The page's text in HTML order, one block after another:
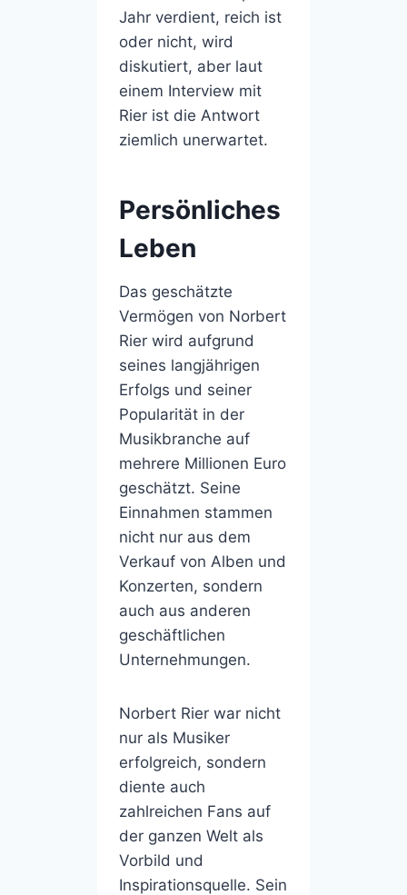
Jahr verdient, reich ist
oder nicht, wird
diskutiert, aber laut
einem Interview mit
Rier ist die Antwort
ziemlich unerwartet.
Persönliches
Leben
Das geschätzte
Vermögen von Norbert
Rier wird aufgrund
seines langjährigen
Erfolgs und seiner
Popularität in der
Musikbranche auf
mehrere Millionen Euro
geschätzt. Seine
Einnahmen stammen
nicht nur aus dem
Verkauf von Alben und
Konzerten, sondern
auch aus anderen
geschäftlichen
Unternehmungen.
Norbert Rier war nicht
nur als Musiker
erfolgreich, sondern
diente auch
zahlreichen Fans auf
der ganzen Welt als
Vorbild und
Inspirationsquelle. Sein